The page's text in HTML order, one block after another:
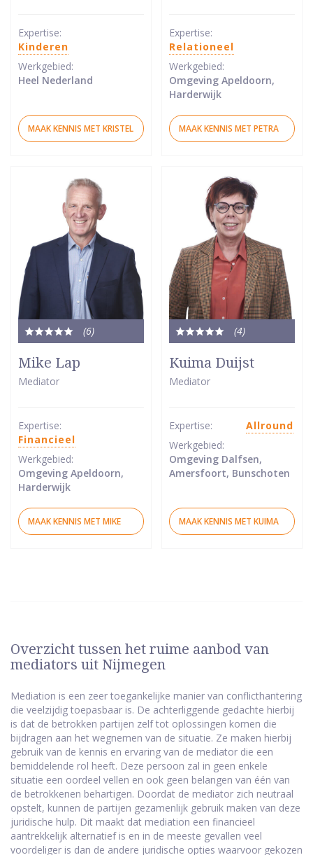
Expertise:
Kinderen
Werkgebied:
Heel Nederland
MAAK KENNIS MET KRISTEL
Expertise:
Relationeel
Werkgebied:
Omgeving Apeldoorn,
Harderwijk
MAAK KENNIS MET PETRA
(6)
Totale
5
van
Mike Lap
Mediator
Expertise:
Financieel
Werkgebied:
Omgeving Apeldoorn,
Harderwijk
MAAK KENNIS MET MIKE
(4)
Totale
5
van
Kuima Duijst
Mediator
Expertise:
Allround
Werkgebied:
Omgeving Dalfsen,
Amersfoort, Bunschoten
MAAK KENNIS MET KUIMA
Overzicht tussen het ruime aanbod van
mediators uit Nijmegen
Mediation is een zeer toegankelijke manier van conflicthantering
die veelzijdig toepasbaar is. De achterliggende gedachte hierbij
is dat de betrokken partijen zelf tot oplossingen komen die
bijdragen aan het wegnemen van de situatie. Ze maken hierbij
gebruik van de kennis en ervaring van de mediator die een
bemiddelende rol heeft. Deze persoon zal in geen enkele
situatie een oordeel vellen en ook geen belangen van één van
de betrokkenen behartigen. Doordat de mediator zich neutraal
opstelt, kunnen de partijen gezamenlijk gebruik maken van deze
juridische hulp. Dit maakt dat mediation een financieel
aantrekkelijk alternatief is en in de meeste gevallen veel
voordeliger is dan de andere juridische opties waarvoor gekozen